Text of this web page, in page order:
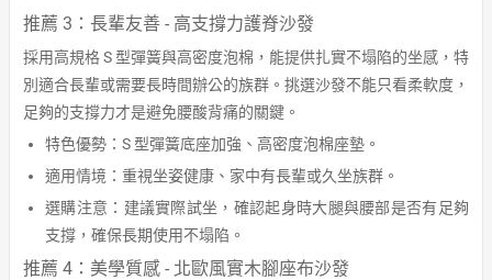
推薦 3：長輩友善 - 高支撐力護脊沙發
採用高規格 S 型彈簧與高密度泡棉，能提供扎實不塌陷的坐感，特
別適合長輩或需要長時間辦公的族群。挑選沙發不能只看柔軟度，
足夠的支撐力才是避免腰酸背痛的關鍵。
特色優勢：S 型彈簧底座加強、高密度泡棉座墊。
適用情境：重視坐姿健康、家中有長輩或久坐族群。
選購注意：建議實際試坐，確認起身時大腿與腰部是否有足夠
支撐，確保長期使用不塌陷。
推薦 4：美學質感 - 北歐風實木腳座布沙發